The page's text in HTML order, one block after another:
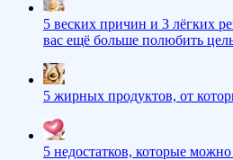
5 веских причин и 3 лёгких
вас ещё больше полюбить
5 жирных продуктов, от
5 недостатков, которые